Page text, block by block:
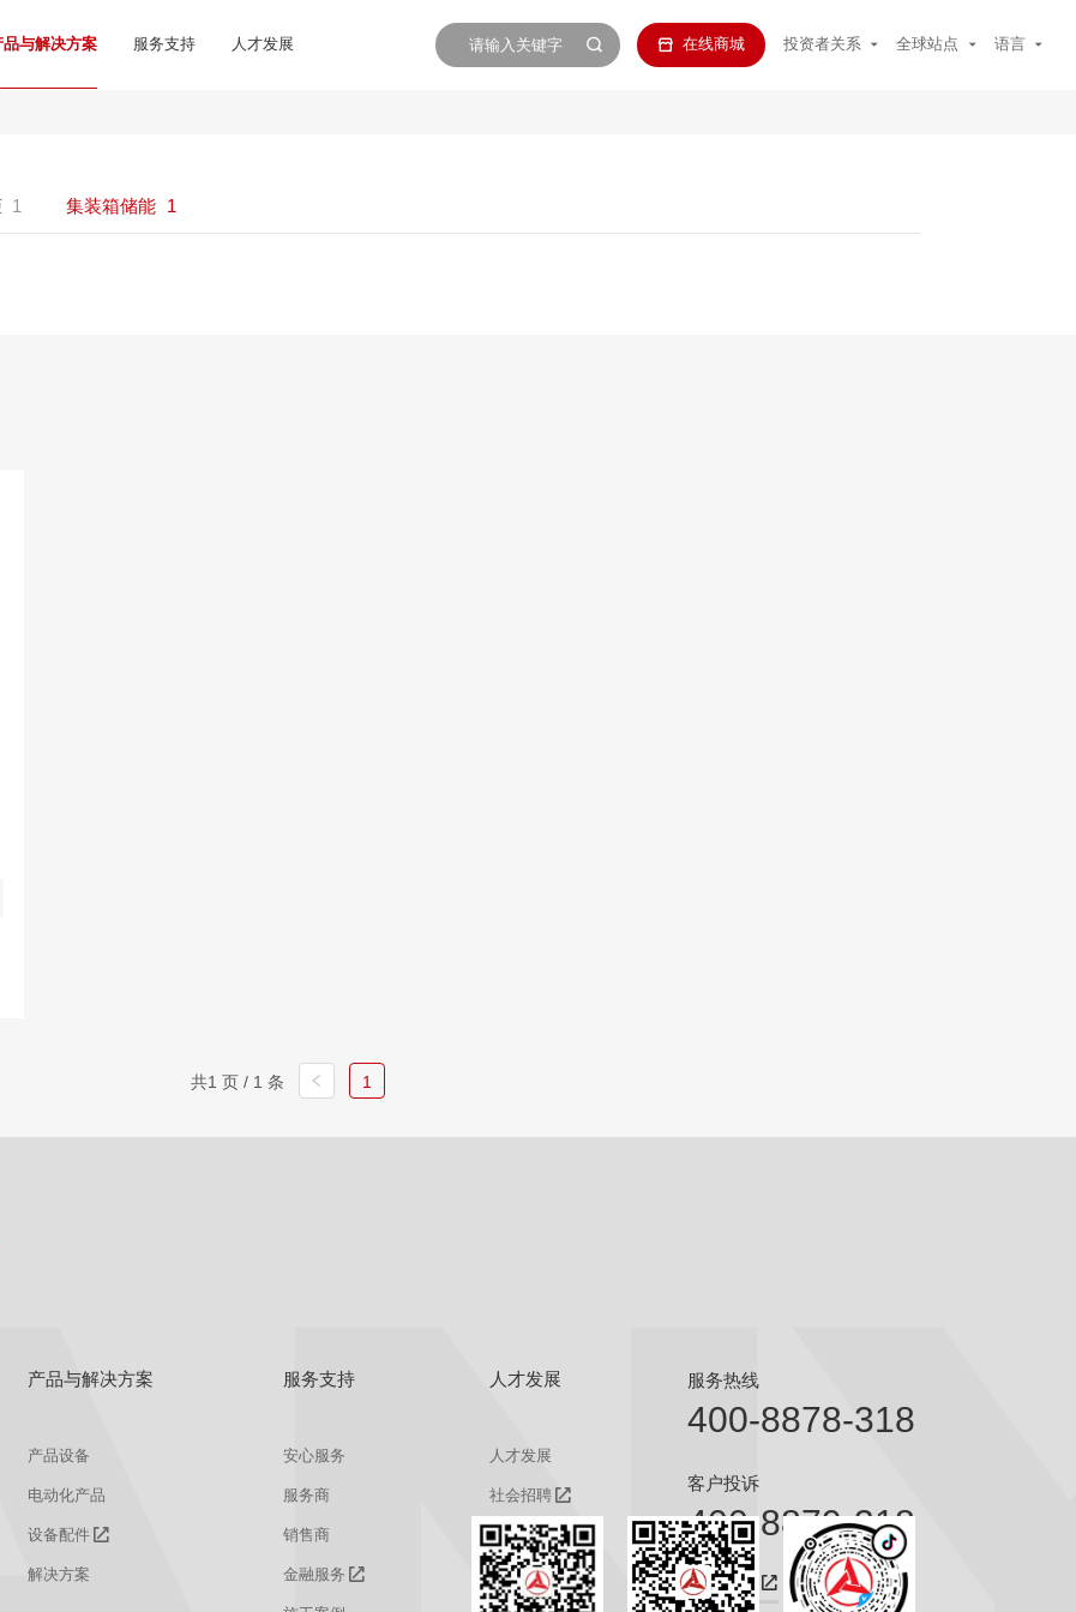
品与解决方案 服务支持 人才发展 在线商城 投资者关系 全球站点 语言
1 集装箱储能 1
共1 页 / 1 条 1
产品与解决方案
产品设备
电动化产品
设备配件
解决方案
服务支持
安心服务
服务商
销售商
金融服务
人才发展
人才发展
社会招聘
校园招聘
服务热线
400-8878-318
客户投诉
400-8879-318
咨询热线